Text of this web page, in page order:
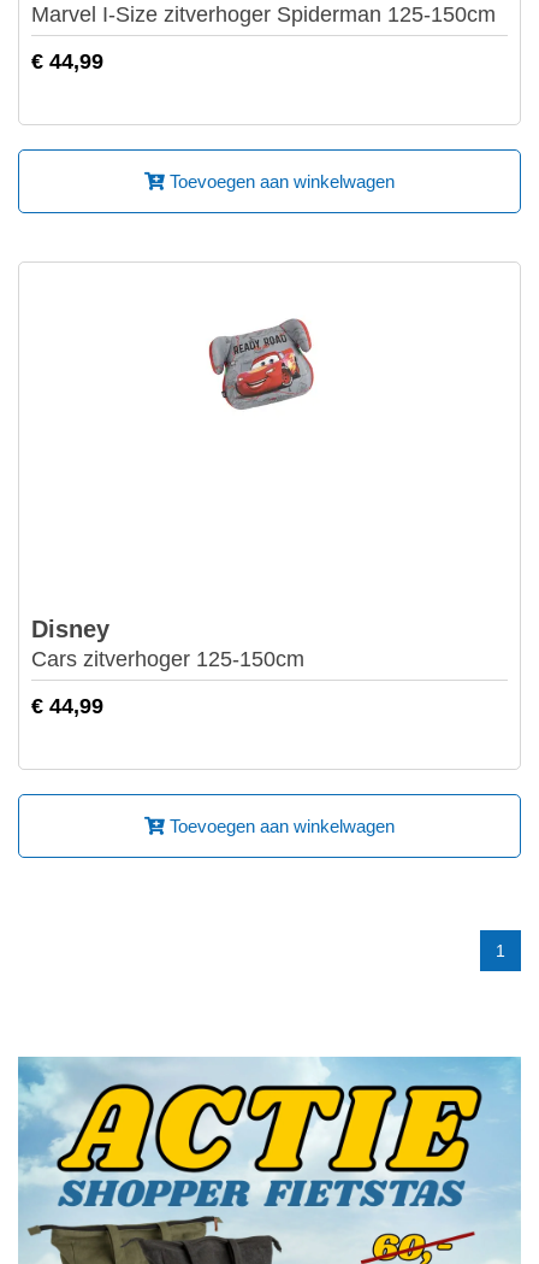
Marvel I-Size zitverhoger Spiderman 125-150cm
€ 44,99
Toevoegen aan winkelwagen
Disney
Cars zitverhoger 125-150cm
€ 44,99
Toevoegen aan winkelwagen
1